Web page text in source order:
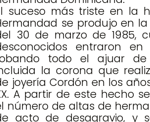
suceso más triste en la
se produjo en
30 de marzo de 1985,
entraron
todo el ajuar de
la corona que
joyería Cordón en los
A partir de este hecho
número de altas de
acto de desagravio, y